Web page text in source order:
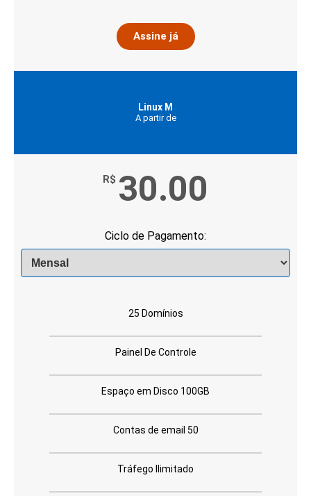
Assine já
Linux M
A partir de
R$ 30.00
Ciclo de Pagamento:
25 Domínios
Painel De Controle
Espaço em Disco 100GB
Contas de email 50
Tráfego Ilimitado